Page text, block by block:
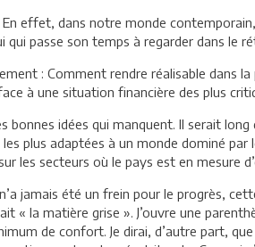
effet, dans notre monde
qui passe son temps à regarder dans
: Comment rendre réalisable dans
à une situation financière des plus
bonnes idées qui manquent. Il serait
plus adaptées à un monde dominé
les secteurs où le pays est en mesure
jamais été un frein pour le progrès,
« la matière grise ». J’ouvre une
de confort. Je dirai, d’autre part,